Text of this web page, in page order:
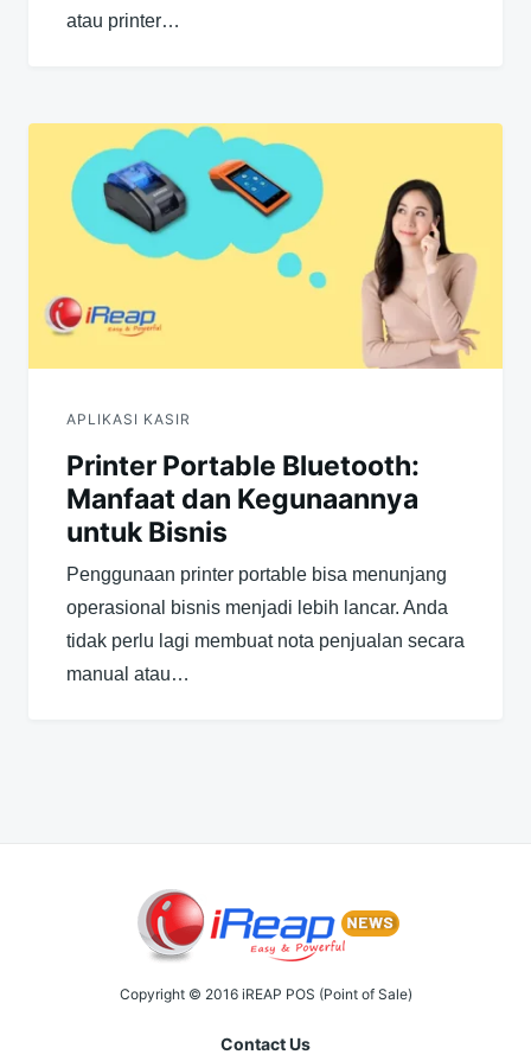
atau printer…
APLIKASI KASIR
Printer Portable Bluetooth:
Manfaat dan Kegunaannya
untuk Bisnis
Penggunaan printer portable bisa menunjang
operasional bisnis menjadi lebih lancar. Anda
tidak perlu lagi membuat nota penjualan secara
manual atau…
Copyright © 2016 iREAP POS (Point of Sale)
Contact Us